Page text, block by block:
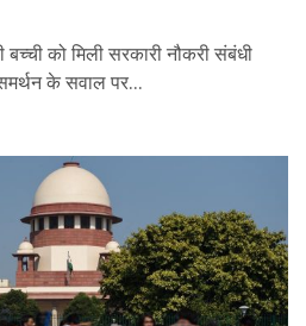
को मिली सरकारी नौकरी संबंधी
के सवाल पर...